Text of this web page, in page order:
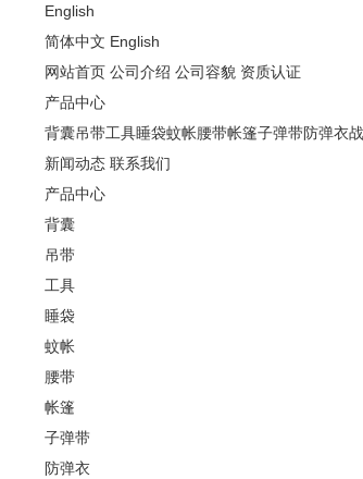
English
简体中文 English
网站首页 公司介绍 公司容貌 资质认证
产品中心
背囊吊带工具睡袋蚊帐腰带帐篷子弹带防弹衣
新闻动态 联系我们
产品中心
背囊
吊带
工具
睡袋
蚊帐
腰带
帐篷
子弹带
防弹衣